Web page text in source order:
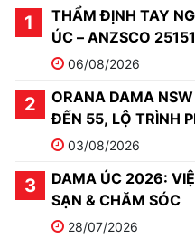
THẨM ĐỊNH TAY
ÚC – ANZSCO
06/08/2026
ORANA DAMA
ĐẾN 55, LỘ TRÌNH
03/08/2026
DAMA ÚC 2026:
SẠN & CHĂM SÓC
28/07/2026